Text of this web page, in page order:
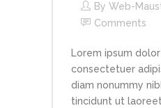
By Web-
Comments
Lorem ipsum
consectetuer
diam nonummy
tincidunt ut